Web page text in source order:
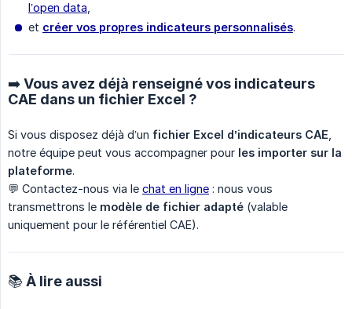
l’open data
et créer vos propres indicateurs personnalisés.
➡️ Vous avez déjà renseigné vos indicateurs
CAE dans un fichier Excel ?
Si vous disposez déjà d’un fichier Excel d’indicateurs CAE
notre équipe peut vous accompagner pour les importer sur la
plateforme.
💬 Contactez-nous via le chat en ligne : nous vous
transmettrons le modèle de fichier adapté (valable
uniquement pour le référentiel CAE).
📚 À lire aussi